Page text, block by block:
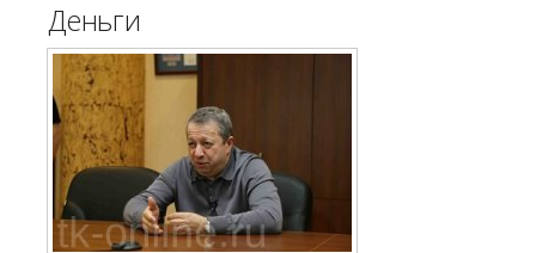
Деньги